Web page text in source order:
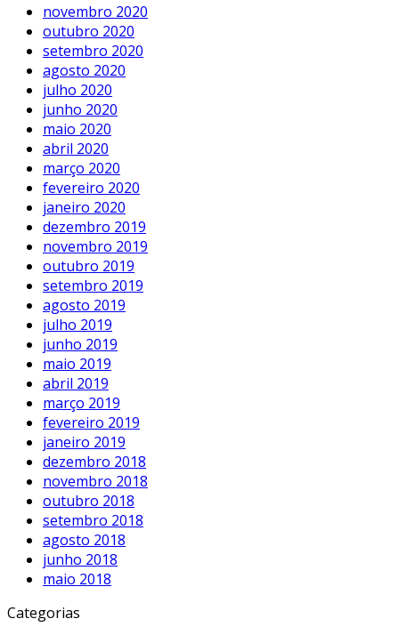
novembro 2020
outubro 2020
setembro 2020
agosto 2020
julho 2020
junho 2020
maio 2020
abril 2020
março 2020
fevereiro 2020
janeiro 2020
dezembro 2019
novembro 2019
outubro 2019
setembro 2019
agosto 2019
julho 2019
junho 2019
maio 2019
abril 2019
março 2019
fevereiro 2019
janeiro 2019
dezembro 2018
novembro 2018
outubro 2018
setembro 2018
agosto 2018
junho 2018
maio 2018
Categorias